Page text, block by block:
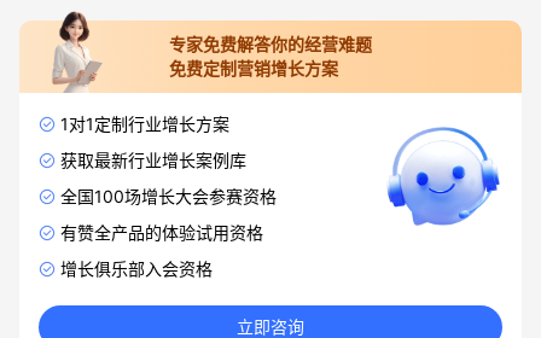
专家免费解答你的经营难题
免费定制营销增长方案
1对1定制行业增长方案
获取最新行业增长案例库
全国100场增长大会参赛资格
有赞全产品的体验试用资格
增长俱乐部入会资格
立即咨询